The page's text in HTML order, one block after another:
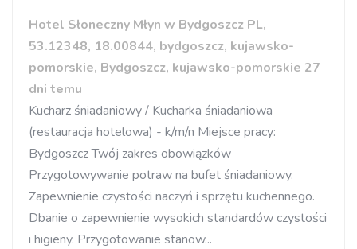
Hotel Słoneczny Młyn w Bydgoszcz PL,
53.12348, 18.00844, bydgoszcz, kujawsko-
pomorskie, Bydgoszcz, kujawsko-pomorskie 27
dni temu
Kucharz śniadaniowy / Kucharka śniadaniowa
(restauracja hotelowa) - k/m/n Miejsce pracy:
Bydgoszcz Twój zakres obowiązków
Przygotowywanie potraw na bufet śniadaniowy.
Zapewnienie czystości naczyń i sprzętu kuchennego.
Dbanie o zapewnienie wysokich standardów czystości
i higieny. Przygotowanie stanow...